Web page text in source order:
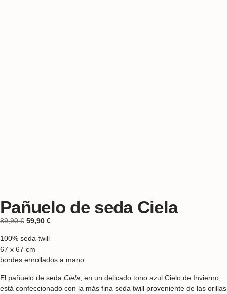
Pañuelo de seda Ciela
89,90€ 59,90 €
100% seda twill
67 x 67 cm
bordes enrollados a mano
El pañuelo de seda Ciela , en un delicado tono azul Cielo de Invierno,
está confeccionado con la más fina seda twill proveniente de las orillas